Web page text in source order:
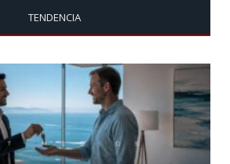
TENDENCIA